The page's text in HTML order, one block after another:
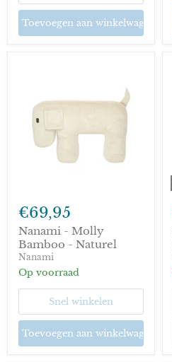
Toevoegen aan winkelwagen
Molly
Bamboo
Naturel
€69,95
Nanami - Molly
Bamboo - Naturel
Nanami
Op voorraad
Snel winkelen
Toevoegen aan winkelwagen